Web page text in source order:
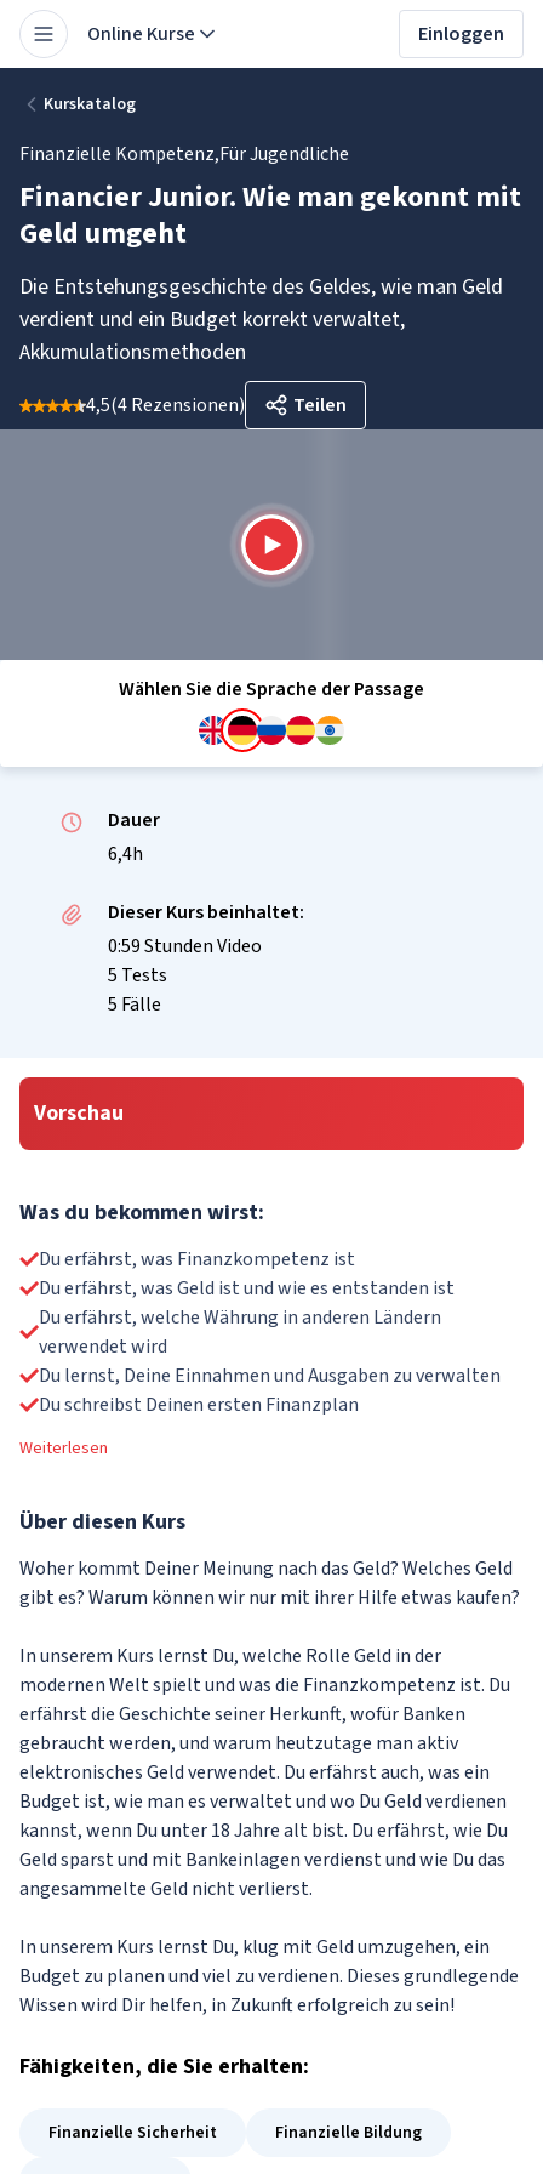
Online Kurse Einloggen
Kurskatalog
Finanzielle Kompetenz,Für Jugendliche
Financier Junior. Wie man gekonnt mit
Geld umgeht
Die Entstehungsgeschichte des Geldes, wie man Geld
verdient und ein Budget korrekt verwaltet,
Akkumulationsmethoden
4,5(4 Rezensionen) Teilen
Wählen Sie die Sprache der Passage
Dauer
6,4h
Dieser Kurs beinhaltet:
0:59 Stunden Video
5 Tests
5 Fälle
Vorschau
Was du bekommen wirst:
Du erfährst, was Finanzkompetenz ist
Du erfährst, was Geld ist und wie es entstanden ist
Du erfährst, welche Währung in anderen Ländern
verwendet wird
Du lernst, Deine Einnahmen und Ausgaben zu verwalten
Du schreibst Deinen ersten Finanzplan
Weiterlesen
Über diesen Kurs
Woher kommt Deiner Meinung nach das Geld? Welches Geld
gibt es? Warum können wir nur mit ihrer Hilfe etwas kaufen?
In unserem Kurs lernst Du, welche Rolle Geld in der
modernen Welt spielt und was die Finanzkompetenz ist. Du
erfährst die Geschichte seiner Herkunft, wofür Banken
gebraucht werden, und warum heutzutage man aktiv
elektronisches Geld verwendet. Du erfährst auch, was ein
Budget ist, wie man es verwaltet und wo Du Geld verdienen
kannst, wenn Du unter 18 Jahre alt bist. Du erfährst, wie Du
Geld sparst und mit Bankeinlagen verdienst und wie Du das
angesammelte Geld nicht verlierst.
In unserem Kurs lernst Du, klug mit Geld umzugehen, ein
Budget zu planen und viel zu verdienen. Dieses grundlegende
Wissen wird Dir helfen, in Zukunft erfolgreich zu sein!
Fähigkeiten, die Sie erhalten:
Finanzielle Sicherheit
Finanzielle Bildung